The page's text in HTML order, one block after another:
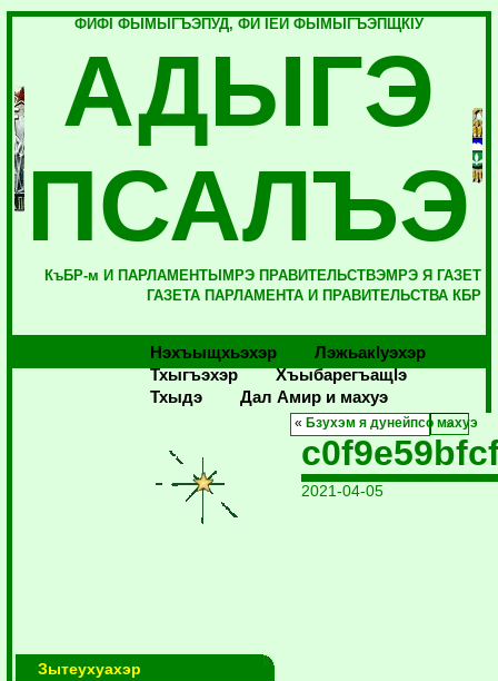
ФИФI ФЫМЫГЪЭПУД, ФИ IЕЙ ФЫМЫГЪЭПЩКIУ
АДЫГЭ
ПСАЛЪЭ
КъБР-м И ПАРЛАМЕНТЫМРЭ ПРАВИТЕЛЬСТВЭМРЭ Я ГАЗЕТ
ГАЗЕТА ПАРЛАМЕНТА И ПРАВИТЕЛЬСТВА КБР
Нэхъыщхьэхэр
Лэжьакlуэхэр
Тхыгъэхэр
Хъыбарегъащlэ
Тхыдэ
Дал Амир и махуэ
Зытеухуахэр
« Бзухэм я дунейпсо махуэ
2021-04-05